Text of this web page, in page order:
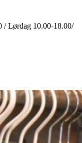
/ Lørdag 10.00-18.00/